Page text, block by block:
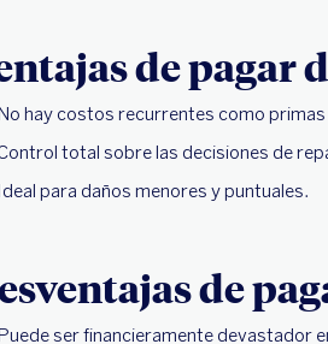
de pagar
hay costos recurrentes como
total sobre las decisiones de
para daños menores y puntuales.
de
ser financieramente devastador